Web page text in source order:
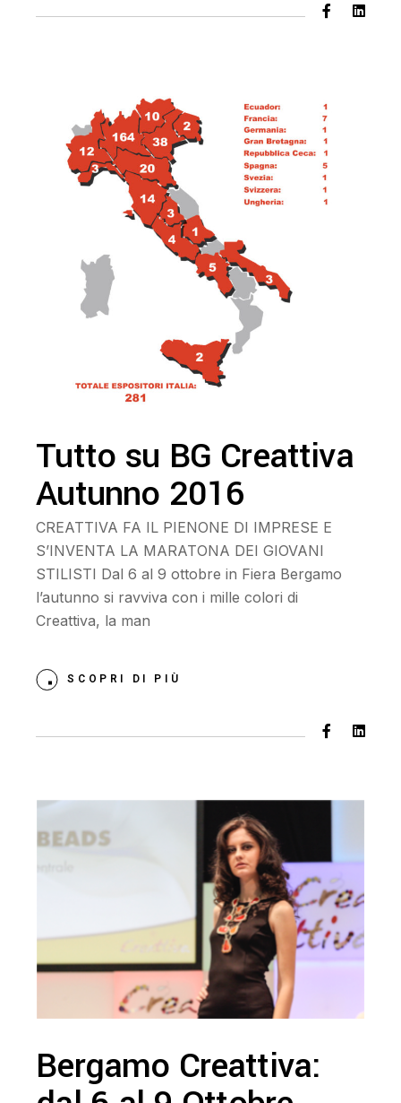
Tutto su BG Creattiva
Autunno 2016
CREATTIVA FA IL PIENONE DI IMPRESE E
S’INVENTA LA MARATONA DEI GIOVANI
STILISTI Dal 6 al 9 ottobre in Fiera Bergamo
l’autunno si ravviva con i mille colori di
Creattiva, la man
SCOPRI DI PIÙ
Bergamo Creattiva: